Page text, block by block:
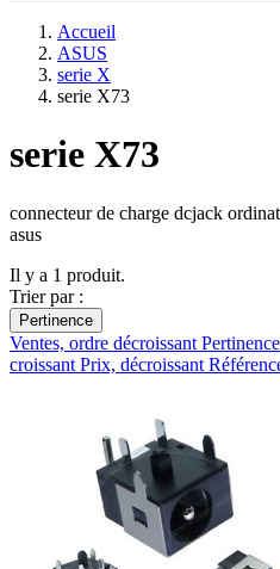
Accueil
ASUS
serie X
serie X73
serie X73
connecteur de charge dcjack
asus
Il y a 1 produit.
Trier par :
Pertinence
Ventes, ordre décroissant Pertinence
croissant Prix, décroissant